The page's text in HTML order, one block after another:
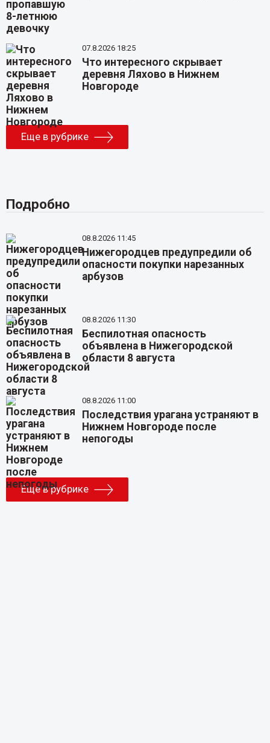
07.8.2026 18:25
Что интересного скрывает
деревня Ляхово в Нижнем
Новгороде
Еще в рубрике
Подробно
08.8.2026 11:45
Нижегородцев предупредили об
опасности покупки нарезанных
арбузов
08.8.2026 11:30
Беспилотная опасность
объявлена в Нижегородской
области 8 августа
08.8.2026 11:00
Последствия урагана устраняют в
Нижнем Новгороде после
непогоды
Еще в рубрике